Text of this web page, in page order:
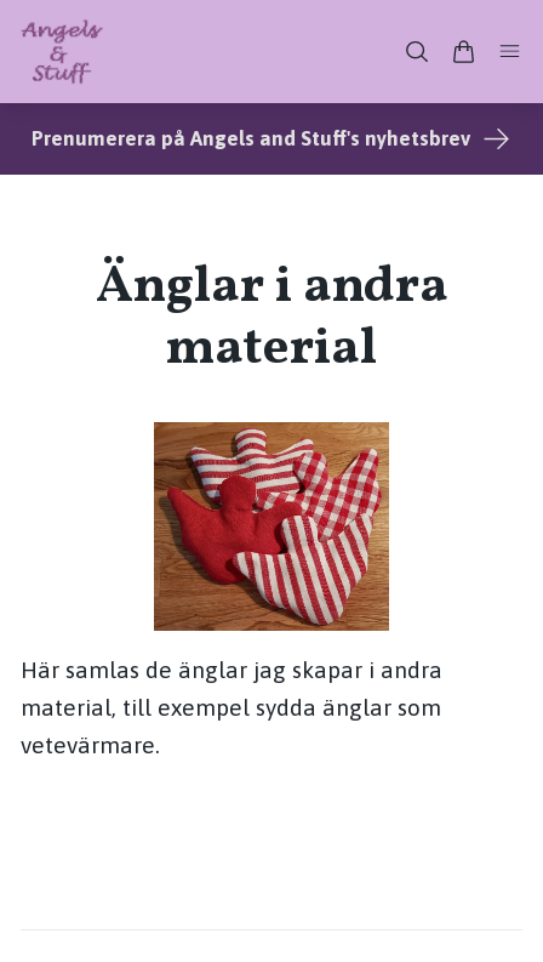
Prenumerera på Angels and Stuff's nyhetsbrev
Änglar i andra
material
Här samlas de änglar jag skapar i andra
material, till exempel sydda änglar som
vetevärmare.